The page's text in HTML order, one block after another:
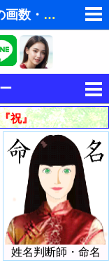
Unicode:U+FA51『祝』の漢字の画数・意味・読み
い
運
スト
祝』
姓名判断師・命名